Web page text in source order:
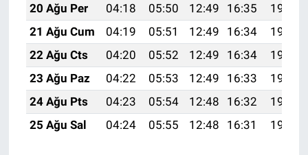
20 Ağu Per
04:18 05:50 12:49 16:35
19:38
21 Ağu Cum
04:19 05:51 12:49 16:34
19:37
22 Ağu Cts
04:20 05:52 12:49 16:34
19:36
23 Ağu Paz
04:22 05:53 12:49 16:33
19:34
24 Ağu Pts
04:23 05:54 12:48 16:32
19:33
25 Ağu Sal
04:24 05:55 12:48 16:31 19:31